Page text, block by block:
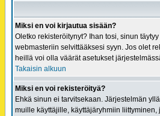
Miksi en voi kirjautua sisään?
Oletko rekisteröitynyt? Ihan tosi, sinun
webmasteriin selvittääksesi syyn. Jos olet
heillä voi olla väärät asetukset
Takaisin alkuun
Miksi en voi rekisteröityä?
Ehkä sinun ei tarvitsekaan. Järjestelmän
muille käyttäjille, käyttäjäryhmiin